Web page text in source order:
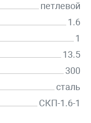
петлевой
1.6
1
13.5
300
сталь
СКП-1.6-1